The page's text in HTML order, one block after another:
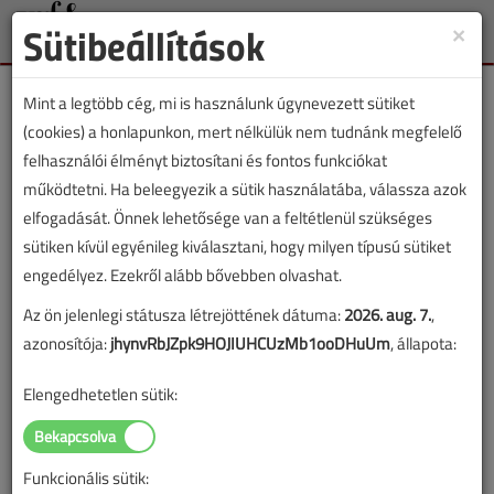
Toggle
Lapszám:
TARTALOM
HKL Klímatechnika
Hőszivattyút terveztek, de a
villanykazán működött
2016/9. lapszám
1915 |
×
Sütibeállítások
Mint a legtöbb cég, mi is használunk úgynevezett sütiket
(cookies) a honlapunkon, mert nélkülük nem tudnánk megfelelő
felhasználói élményt biztosítani és fontos funkciókat
működtetni. Ha beleegyezik a sütik használatába, válassza azok
elfogadását. Önnek lehetősége van a feltétlenül szükséges
sütiken kívül egyénileg kiválasztani, hogy milyen típusú sütiket
engedélyez. Ezekről alább bővebben olvashat.
Az ön jelenlegi státusza létrejöttének dátuma:2026. aug. 7.,
azonosítója:jhynvRbJZpk9HOJIUHCUzMb1ooDHuUm, állapota:
Elengedhetetlen sütik:
Funkcionális sütik: